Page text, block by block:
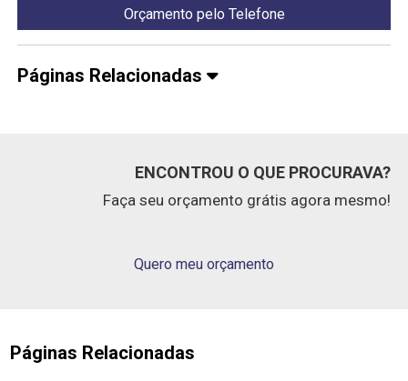
Orçamento pelo Telefone
Páginas Relacionadas
ENCONTROU O QUE PROCURAVA?
Faça seu orçamento grátis agora mesmo!
Quero meu orçamento
Páginas Relacionadas